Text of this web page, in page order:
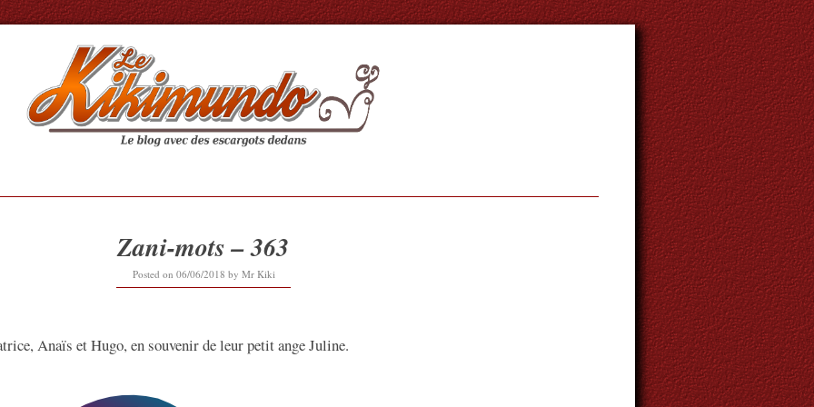
Zani-mots – 363
Posted on 06/06/201812/09/2019
by Mr Kiki
Anaïs et Hugo, en souvenir de leur petit ange Juline.